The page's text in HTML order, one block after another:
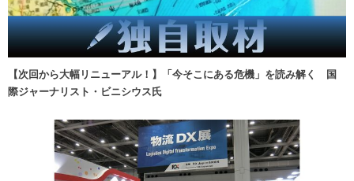
【次回から大幅リニューアル！】「今そこにある危機」を読み解く 国
際ジャーナリスト・ビニシウス氏